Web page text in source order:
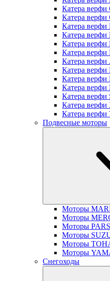
Катера верфи
Катера верфи
Катера верфи
Катера верфи
Катера верфи
Катера верфи
Катера верфи
Катера верфи
Катера верфи
Катера верфи
Катера верфи
Катера верфи
Катера верфи
Подвесные моторы
Моторы
Моторы
Моторы
Моторы
Моторы
Моторы
Снегоходы